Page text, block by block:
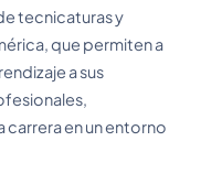
tecnicaturas y
que permiten a
a sus
carrera en un entorno